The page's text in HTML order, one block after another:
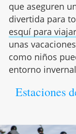
que aseguren
divertida para
esquí para
unas
como niños
entorno
Estaciones